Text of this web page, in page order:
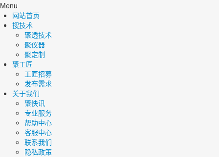
Menu
网站首页
搜技术
聚透技术
聚仪器
聚定制
聚工匠
工匠招募
发布需求
关于我们
聚快讯
专业服务
帮助中心
客服中心
联系我们
隐私政策